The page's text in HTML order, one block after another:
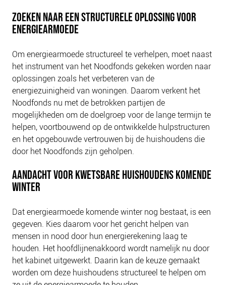
ZOEKEN NAAR EEN STRUCTURELE OPLOSSING VOOR
ENERGIEARMOEDE
Om energiearmoede structureel te verhelpen, moet naast
het instrument van het Noodfonds gekeken worden naar
oplossingen zoals het verbeteren van de
energiezuinigheid van woningen. Daarom verkent het
Noodfonds nu met de betrokken partijen de
mogelijkheden om de doelgroep voor de lange termijn te
helpen, voortbouwend op de ontwikkelde hulpstructuren
en het opgebouwde vertrouwen bij de huishoudens die
door het Noodfonds zijn geholpen.
AANDACHT VOOR KWETSBARE HUISHOUDENS KOMENDE
WINTER
Dat energiearmoede komende winter nog bestaat, is een
gegeven. Kies daarom voor het gericht helpen van
mensen in nood door hun energierekening laag te
houden. Het hoofdlijnenakkoord wordt namelijk nu door
het kabinet uitgewerkt. Daarin kan de keuze gemaakt
worden om deze huishoudens structureel te helpen om